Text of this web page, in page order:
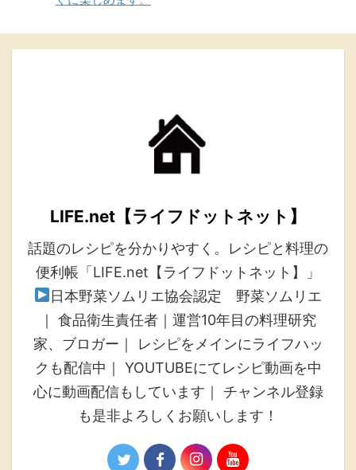
LIFE.net【ライフドットネット】
話題のレシピを分かりやすく。レシピと料理の
便利帳「LIFE.net【ライフドットネット】」
日本野菜ソムリエ協会認定 野菜ソムリエ
｜ 食品衛生責任者｜運営10年目の料理研究
家、ブロガー｜ レシピをメインにライフハッ
クも配信中｜ YOUTUBEにてレシピ動画を中
心に動画配信もしています｜ チャンネル登録
も是非よろしくお願いします！